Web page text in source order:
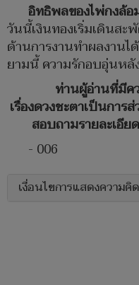
อิทธิพลของไพ่กงล้
วันนี้เงินทองเริ่มเดินส
ด้านการงานทำผลงานไ
ยามนี้ ความรักอบอุ่นหลั
ท่านผู้อ่านที่มีค
เรื่องดวงชะตาเป็นกา
สอบถามรายละเอี
- 006
เงื่อนไขการแสดงความคิ